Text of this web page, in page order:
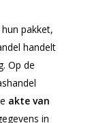
pakket,
handelt
Op de
akte van
in